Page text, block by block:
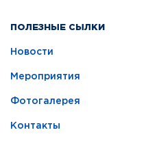
ПОЛЕЗНЫЕ СЫЛКИ
Новости
Мероприятия
Фотогалерея
Контакты